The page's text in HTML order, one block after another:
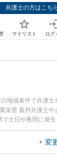
弁護士の方はこち
マイリスト ログ
地域条件で弁護士
栄里 嘉邦弁護士や
土日や夜間に発生
律相談できる沖縄
変